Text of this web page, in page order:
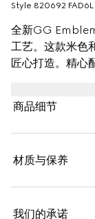
Style ‎820692
全新GG
工艺。这款米色
匠心打造。精心
商品细节
材质与保养
我们的承诺